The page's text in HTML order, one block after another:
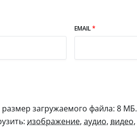
EMAIL*
загружаемого файла: 8 МБ.
изображение, аудио, видео,